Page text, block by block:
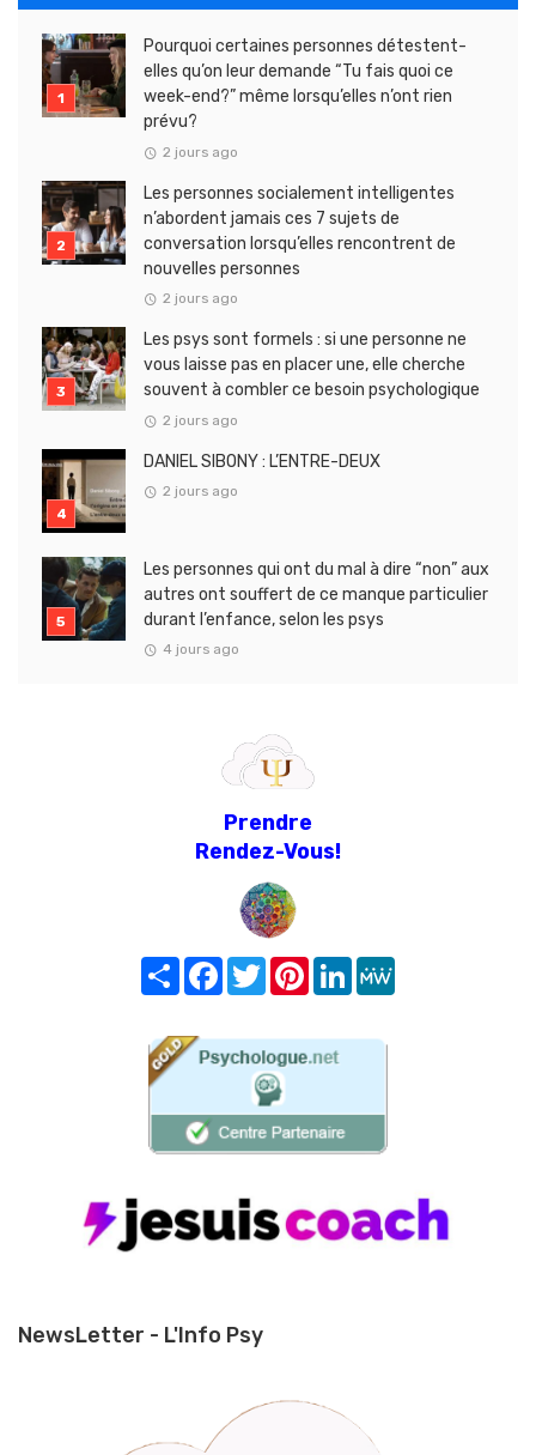
Pourquoi certaines personnes détestent-
elles qu’on leur demande “Tu fais quoi ce
week-end?” même lorsqu’elles n’ont rien
prévu?
2 jours ago
Les personnes socialement intelligentes
n’abordent jamais ces 7 sujets de
conversation lorsqu’elles rencontrent de
nouvelles personnes
2 jours ago
Les psys sont formels : si une personne ne
vous laisse pas en placer une, elle cherche
souvent à combler ce besoin psychologique
2 jours ago
DANIEL SIBONY : L’ENTRE-DEUX
2 jours ago
Les personnes qui ont du mal à dire “non” aux
autres ont souffert de ce manque particulier
durant l’enfance, selon les psys
4 jours ago
Prendre
Rendez-Vous!
Share FacebookTwitterPinterest
LinkedIn
NewsLetter - L'Info Psy